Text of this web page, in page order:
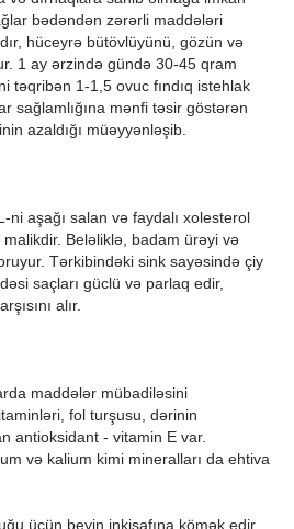
bədəndən zərərli maddələri
hüceyrə bütövlüyünü, gözün və
1 ay ərzində gündə 30-45 qram
təqribən 1-1,5 ovuc fındıq istehlak
sağlamlığına mənfi təsir göstərən
azaldığı müəyyənləşib.
ni aşağı salan və faydalı xolesterol
Beləliklə, badam ürəyi və
Tərkibindəki sink sayəsində çiy
saçları güclü və parlaq edir,
alır.
maddələr mübadiləsini
fol turşusu, dərinin
antioksidant - vitamin E var.
və kalium kimi mineralları da ehtiva
üçün beyin inkişafına kömək edir.